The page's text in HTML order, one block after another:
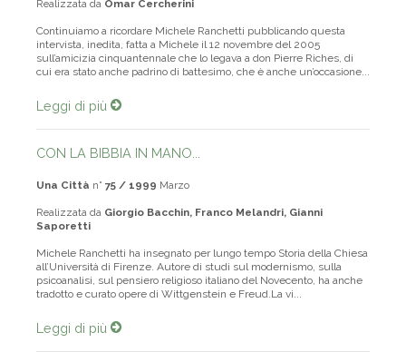
Realizzata da Omar Cercherini
Continuiamo a ricordare Michele Ranchetti pubblicando questa
intervista, inedita, fatta a Michele il 12 novembre del 2005
sull’amicizia cinquantennale che lo legava a don Pierre Riches, di
cui era stato anche padrino di battesimo, che è anche un’occasione...
Leggi di più
CON LA BIBBIA IN MANO...
Una Città n° 75 / 1999 Marzo
Realizzata da Giorgio Bacchin, Franco Melandri, Gianni
Saporetti
Michele Ranchetti ha insegnato per lungo tempo Storia della Chiesa
all’Università di Firenze. Autore di studi sul modernismo, sulla
psicoanalisi, sul pensiero religioso italiano del Novecento, ha anche
tradotto e curato opere di Wittgenstein e Freud.La vi...
Leggi di più